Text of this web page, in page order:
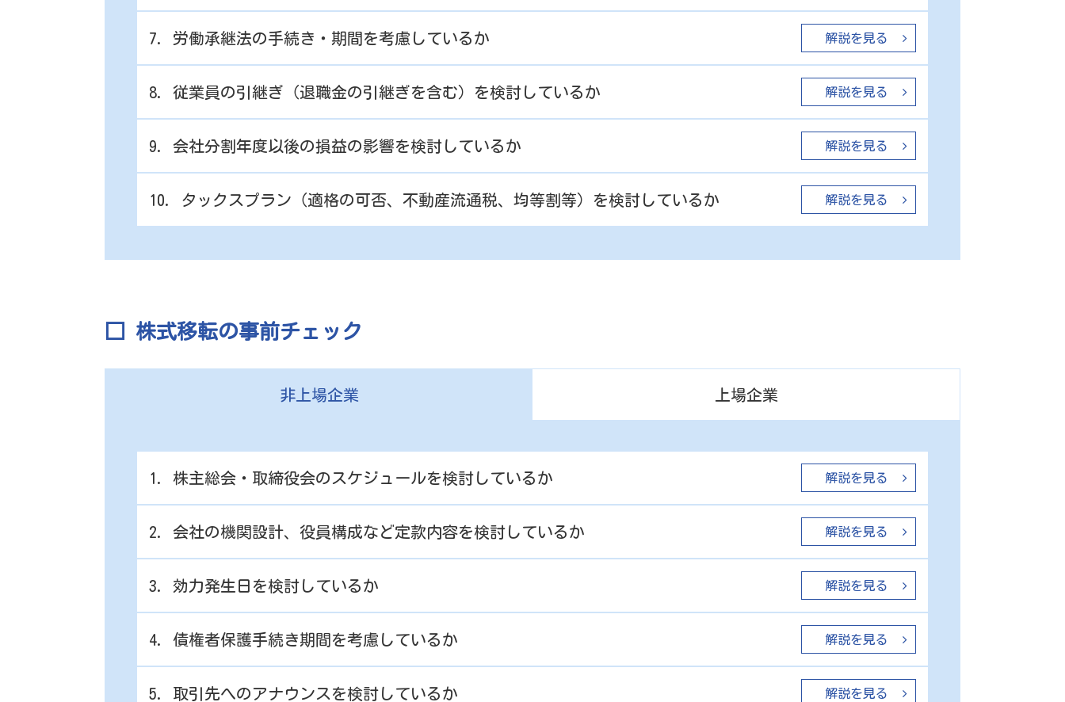
7. 労働承継法の手続き・期間を考慮しているか 解説を見る
8. 従業員の引継ぎ（退職金の引継ぎを含む）を検討しているか 解説を見る
9. 会社分割年度以後の損益の影響を検討しているか 解説を見る
10. タックスプラン（適格の可否、不動産流通税、均等割等）を検討しているか 解説を見る
□ 株式移転の事前チェック
非上場企業 上場企業
1. 株主総会・取締役会のスケジュールを検討しているか 解説を見る
2. 会社の機関設計、役員構成など定款内容を検討しているか 解説を見る
3. 効力発生日を検討しているか 解説を見る
4. 債権者保護手続き期間を考慮しているか 解説を見る
5. 取引先へのアナウンスを検討しているか 解説を見る